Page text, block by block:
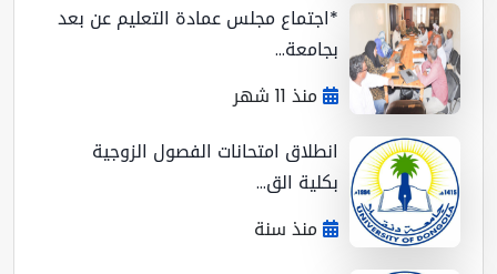
*اجتماع مجلس عمادة التعليم عن بعد
بجامعة...
منذ 11 شهر
انطلاق امتحانات الفصول الزوجية
بكلية الق...
منذ سنة